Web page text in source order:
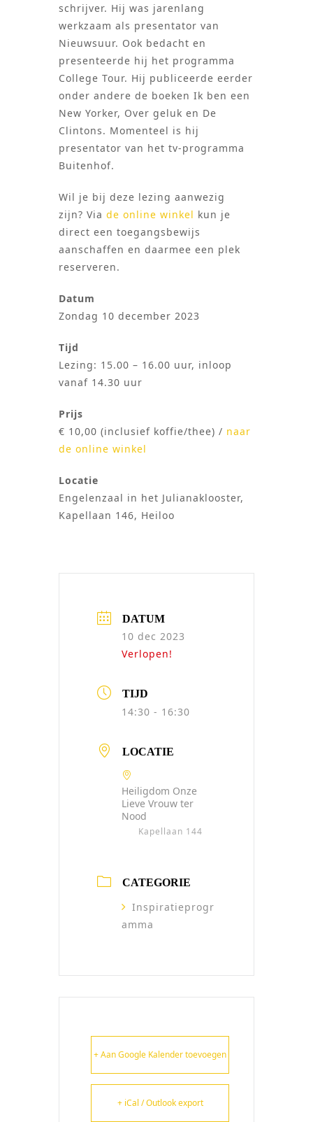
schrijver. Hij was jarenlang
werkzaam als presentator van
Nieuwsuur. Ook bedacht en
presenteerde hij het programma
College Tour. Hij publiceerde eerder
onder andere de boeken Ik ben een
New Yorker, Over geluk en De
Clintons. Momenteel is hij
presentator van het tv-programma
Buitenhof.
Wil je bij deze lezing aanwezig
zijn? Via de online winkel kun je
direct een toegangsbewijs
aanschaffen en daarmee een plek
reserveren.
Datum
Zondag 10 december 2023
Tijd
Lezing: 15.00 – 16.00 uur, inloop
vanaf 14.30 uur
Prijs
€ 10,00 (inclusief koffie/thee) / naar
de online winkel
Locatie
Engelenzaal in het Julianaklooster,
Kapellaan 146, Heiloo
DATUM
10 dec 2023
Verlopen!
TIJD
14:30 - 16:30
LOCATIE
Heiligdom Onze
Lieve Vrouw ter
Nood
Kapellaan 144
CATEGORIE
Inspiratieprogr
amma
+ Aan Google Kalender toevoegen
+ iCal / Outlook export